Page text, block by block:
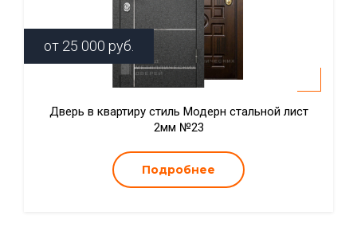
от 25 000 руб.
Дверь в квартиру стиль Модерн стальной лист
2мм №23
Подробнее